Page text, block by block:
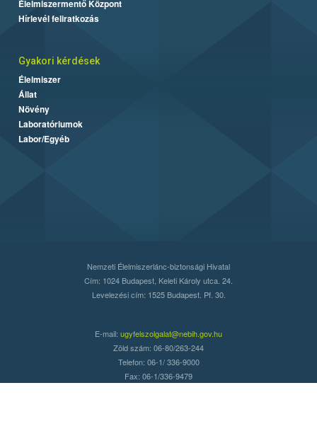
Élelmiszermentő Központ
Hírlevél feliratkozás
Gyakori kérdések
Élelmiszer
Állat
Növény
Laboratóriumok
Labor/Egyéb
Nemzeti Élelmiszerlánc-biztonsági Hivatal
Cím: 1024 Budapest, Keleti Károly utca. 24.
Levelezési cím: 1525 Budapest. Pf. 30.
E-mail: ugyfelszolgalat@nebih.gov.hu
Zöld szám: 06-80/263-244
Telefon: 06-1/ 336-9000
Fax: 06-1/336-9479